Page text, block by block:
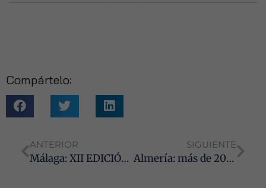
Compártelo:
ANTERIOR
Málaga: XII EDICIÓN CERTAMEN LABORALISTA. Convocatoria abierta hasta el próximo 7 de octubre
SIGUIENTE
Almería: más de 200 operadores jurídicos se dan cita XIX Jornadas de Trabajo y Seguridad Social
desaparecerán
de la web.